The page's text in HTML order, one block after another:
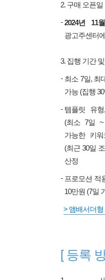
2. 구매 오픈일
2024년 11
광고주센터
3. 집행 기간
최소 7일, 최
가능 (집행
템플릿 유
(최소 7일
가능한 키
(최근 30일
산정
프로모션 적
10만원 (7일
> 앰배서더
[ 등록